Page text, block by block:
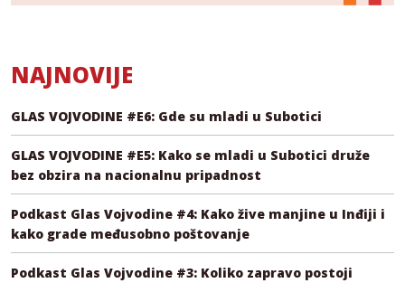
NAJNOVIJE
GLAS VOJVODINE #E6: Gde su mladi u Subotici
GLAS VOJVODINE #E5: Kako se mladi u Subotici druže
bez obzira na nacionalnu pripadnost
Podkast Glas Vojvodine #4: Kako žive manjine u Inđiji i
kako grade međusobno poštovanje
Podkast Glas Vojvodine #3: Koliko zapravo postoji